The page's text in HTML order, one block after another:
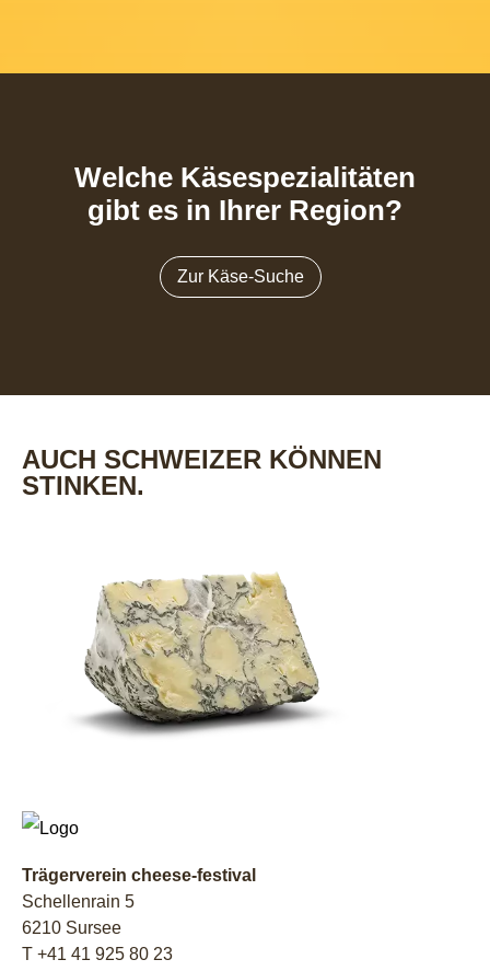
Welche Käsespezialitäten
gibt es in Ihrer Region?
Zur Käse-Suche
AUCH SCHWEIZER KÖNNEN
STINKEN.
Trägerverein cheese-festival
Schellenrain 5
6210 Sursee
T +41 41 925 80 23